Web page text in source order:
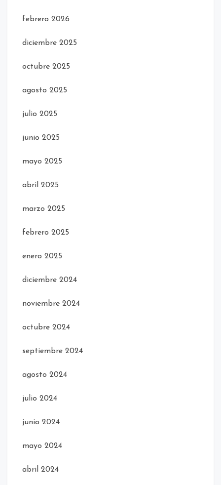
febrero 2026
diciembre 2025
octubre 2025
agosto 2025
julio 2025
junio 2025
mayo 2025
abril 2025
marzo 2025
febrero 2025
enero 2025
diciembre 2024
noviembre 2024
octubre 2024
septiembre 2024
agosto 2024
julio 2024
junio 2024
mayo 2024
abril 2024